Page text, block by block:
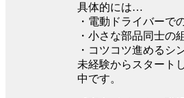
具体的には…
・電動ドライバーで
・⼩さな部品同⼠の
・コツコツ進めるシ
未経験からスタート
中です。